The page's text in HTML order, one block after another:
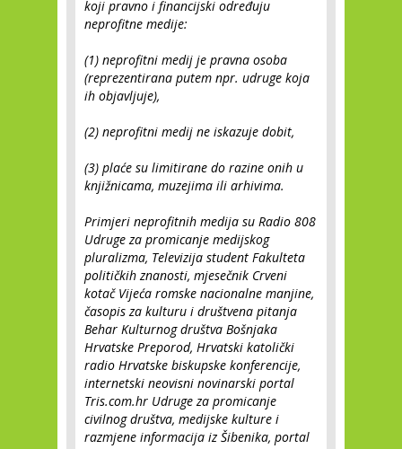
koji pravno i financijski određuju
neprofitne medije:
(1) neprofitni medij je pravna osoba
(reprezentirana putem npr. udruge koja
ih objavljuje),
(2) neprofitni medij ne iskazuje dobit,
(3) plaće su limitirane do razine onih u
knjižnicama, muzejima ili arhivima.
Primjeri neprofitnih medija su Radio 808
Udruge za promicanje medijskog
pluralizma, Televizija student Fakulteta
političkih znanosti, mjesečnik Crveni
kotač Vijeća romske nacionalne manjine,
časopis za kulturu i društvena pitanja
Behar Kulturnog društva Bošnjaka
Hrvatske Preporod, Hrvatski katolički
radio Hrvatske biskupske konferencije,
internetski neovisni novinarski portal
Tris.com.hr Udruge za promicanje
civilnog društva, medijske kulture i
razmjene informacija iz Šibenika, portal